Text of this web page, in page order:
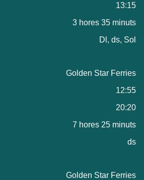
13:15
3 hores 35 minuts
Dl, ds, Sol
Golden Star Ferries
12:55
20:20
7 hores 25 minuts
ds
Golden Star Ferries